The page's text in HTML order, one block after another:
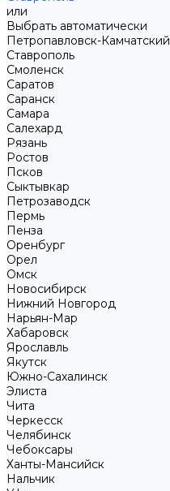
или
Выбрать автоматически
Петропавловск-Камчатский
Ставрополь
Смоленск
Саратов
Саранск
Самара
Салехард
Рязань
Ростов
Псков
Сыктывкар
Петрозаводск
Пермь
Пенза
Оренбург
Орел
Омск
Новосибирск
Нижний Новгород
Нарьян-Мар
Хабаровск
Ярославль
Якутск
Южно-Сахалинск
Элиста
Чита
Черкесск
Челябинск
Чебоксары
Ханты-Мансийск
Нальчик